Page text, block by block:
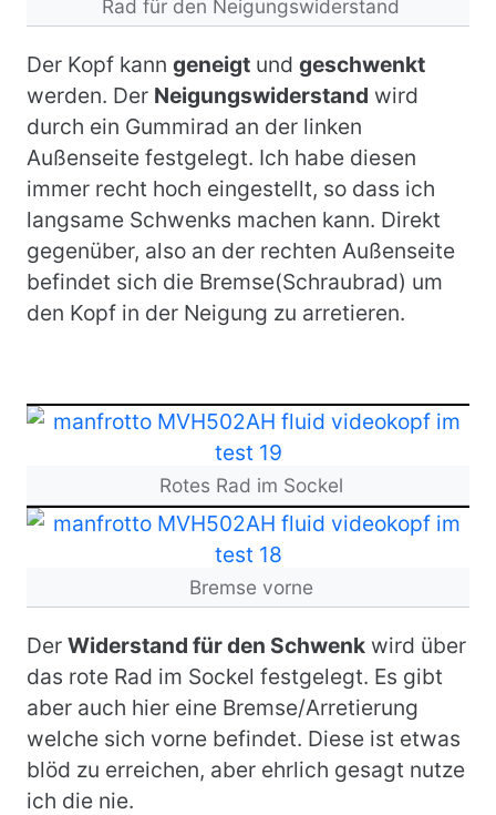
Rad für den Neigungswiderstand
Der Kopf kann geneigt und geschwenkt
werden. Der Neigungswiderstand wird
durch ein Gummirad an der linken
Außenseite festgelegt. Ich habe diesen
immer recht hoch eingestellt, so dass ich
langsame Schwenks machen kann. Direkt
gegenüber, also an der rechten Außenseite
befindet sich die Bremse(Schraubrad) um
den Kopf in der Neigung zu arretieren.
Bild
Rotes Rad im Sockel
Bild
Bremse vorne
Der Widerstand für den Schwenk wird über
das rote Rad im Sockel festgelegt. Es gibt
aber auch hier eine Bremse/Arretierung
welche sich vorne befindet. Diese ist etwas
blöd zu erreichen, aber ehrlich gesagt nutze
ich die nie.